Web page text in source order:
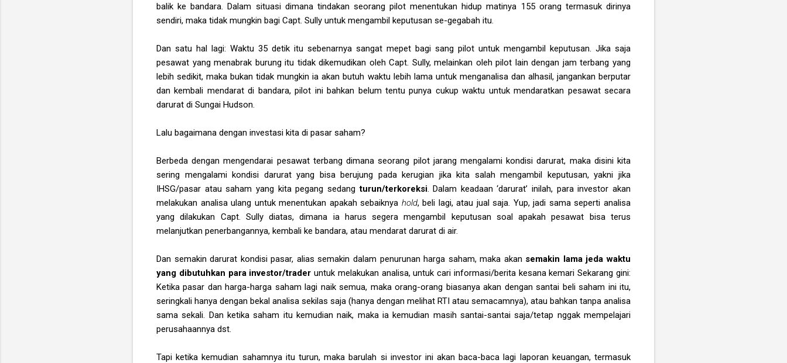
balik ke bandara. Dalam situasi dimana tindakan seorang pilot menentukan hidup matinya 155 orang termasuk dirinya
sendiri, maka tidak mungkin bagi Capt. Sully untuk mengambil keputusan se-gegabah itu.
Dan satu hal lagi: Waktu 35 detik itu sebenarnya sangat mepet bagi sang pilot untuk mengambil keputusan. Jika saja
pesawat yang menabrak burung itu tidak dikemudikan oleh Capt. Sully, melainkan oleh pilot lain dengan jam terbang yang
lebih sedikit, maka bukan tidak mungkin ia akan butuh waktu lebih lama untuk menganalisa dan alhasil, jangankan berputar
dan kembali mendarat di bandara, pilot ini bahkan belum tentu punya cukup waktu untuk mendaratkan pesawat secara
darurat di Sungai Hudson.
Lalu bagaimana dengan investasi kita di pasar saham?
Berbeda dengan mengendarai pesawat terbang dimana seorang pilot jarang mengalami kondisi darurat, maka disini kita
sering mengalami kondisi darurat yang bisa berujung pada kerugian jika kita salah mengambil keputusan, yakni jika
IHSG/pasar atau saham yang kita pegang sedangturun/terkoreksi. Dalam keadaan ‘darurat’ inilah, para investor akan
melakukan analisa ulang untuk menentukan apakah sebaiknya hold, beli lagi, atau jual saja. Yup, jadi sama seperti analisa
yang dilakukan Capt. Sully diatas, dimana ia harus segera mengambil keputusan soal apakah pesawat bisa terus
melanjutkan penerbangannya, kembali ke bandara, atau mendarat darurat di air.
Dan semakin darurat kondisi pasar, alias semakin dalam penurunan harga saham, maka akan semakin lama jeda waktu
yang dibutuhkan para investor/traderuntuk melakukan analisa, untuk cari informasi/berita kesana kemari Sekarang gini:
Ketika pasar dan harga-harga saham lagi naik semua, maka orang-orang biasanya akan dengan santai beli saham ini itu,
seringkali hanya dengan bekal analisa sekilas saja (hanya dengan melihat RTI atau semacamnya), atau bahkan tanpa analisa
sama sekali. Dan ketika saham itu kemudian naik, maka ia kemudian masih santai-santai saja/tetap nggak mempelajari
perusahaannya dst.
Tapi ketika kemudian sahamnya itu turun, maka barulah si investor ini akan baca-baca lagi laporan keuangan, termasuk